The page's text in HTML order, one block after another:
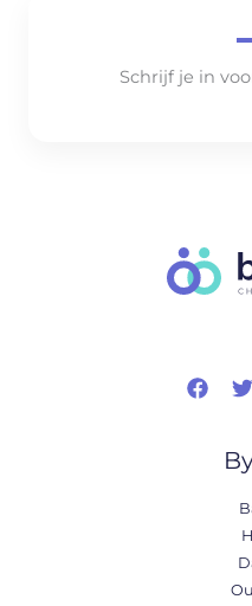
Schrijf je in